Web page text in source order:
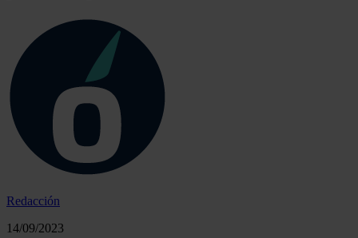
Redacción
14/09/2023